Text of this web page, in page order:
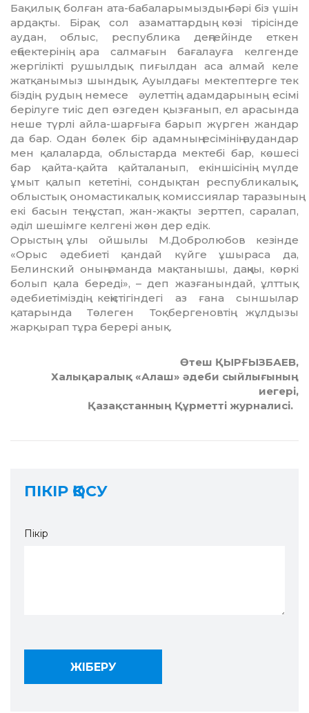
Бақилық бол­ған ата-бабаларымыздың бәрi бiз үшiн
ардақты. Бiрақ сол азаматтардың кө­зi тiрiсiнде
аудан, облыс, республика дең­гейiнде еткен
еңбектерiнiң ара сал­мағын бағалауға келгенде
жергiлiктi ру­шылдық пиғылдан аса алмай келе
жат­қа­нымыз шындық. Ауылдағы мектеп­терге тек
бiздiң рудың немесе әулеттiң адам­дарының есiмi
берiлуге тиiс деп өзгеден қызғанып, ел арасында
неше түрлi айла-шарғыға барып жүрген жандар
да бар. Одан бөлек бiр адамның есiмiнiң аудандар
мен қалаларда, облыстарда мектебi бар, көшесi
бар қайта-қайта қайталанып, екiншiсiнiң мүлде
ұмыт қалып кететiнi, сондықтан республикалық,
облыстық ономастикалық комиссиялар таразының
екi басын тең ұстап, жан-жақты зерттеп, саралап,
әдiл шешiмге келгенi жөн дер едiк.
Орыстың ұлы ойшылы М.Добролюбов кезiнде
«Орыс әдебиетi қандай күйге ұшы­раса да,
Белинский оның әманда мақ­танышы, даңқы, көркi
болып қала бе­редi», – деп жазғанындай, ұлттық
әде­биетiмiздiң кеңiстiгiндегi аз ғана сыншылар
қатарында Төлеген Тоқбергеновтiң жұлдызы
жарқырап тұра берерi анық.
Өтеш ҚЫРҒЫЗБАЕВ,
Халықаралық «Алаш» әдеби сыйлығының
иегері,
Қазақстанның Құрметті журналисі.
ПІКІР ҚОСУ
Пікір